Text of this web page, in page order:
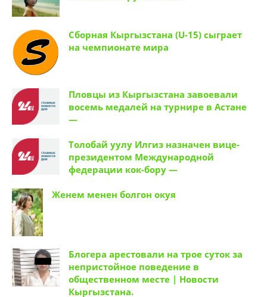
Сборная Кыргызстана (U-15) сыграет
Пловцы из Кыргызстана завоевали
восемь медалей на турнире в Астане
Толобай уулу Илгиз назначен вице-
президентом Международной
Блогера арестовали на трое суток за
непристойное поведение в
общественном месте | Новости